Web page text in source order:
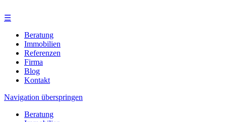
☰
Beratung
Immobilien
Referenzen
Firma
Blog
Kontakt
Navigation überspringen
Beratung